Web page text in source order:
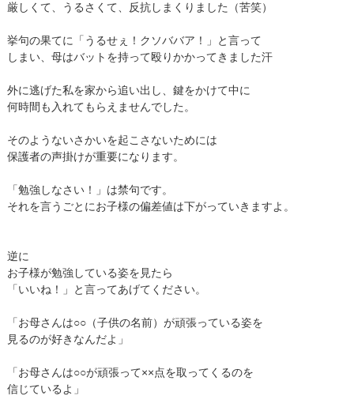
厳しくて、うるさくて、反抗しまくりました（苦笑）
挙句の果てに「うるせぇ！クソババア！」と言って
しまい、母はバットを持って殴りかかってきました汗
外に逃げた私を家から追い出し、鍵をかけて中に
何時間も入れてもらえませんでした。
そのようないさかいを起こさないためには
保護者の声掛けが重要になります。
「勉強しなさい！」は禁句です。
それを言うごとにお子様の偏差値は下がっていきますよ。
逆に
お子様が勉強している姿を見たら
「いいね！」と言ってあげてください。
「お母さんは○○（子供の名前）が頑張っている姿を
見るのが好きなんだよ」
「お母さんは○○が頑張って××点を取ってくるのを
信じているよ」